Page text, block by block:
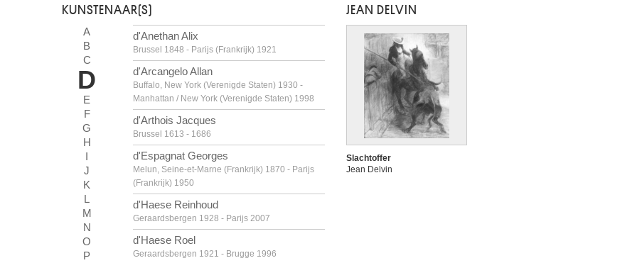
KUNSTENAAR(S)
A
B
C
D
E
F
G
H
I
J
K
L
M
N
O
P
d'Anethan Alix
Brussel 1848 - Parijs (Frankrijk) 1921
d'Arcangelo Allan
Buffalo, New York (Verenigde Staten) 1930 -
Manhattan / New York (Verenigde Staten) 1998
d'Arthois Jacques
Brussel 1613 - 1686
d'Espagnat Georges
Melun, Seine-et-Marne (Frankrijk) 1870 - Parijs
(Frankrijk) 1950
d'Haese Reinhoud
Geraardsbergen 1928 - Parijs 2007
d'Haese Roel
Geraardsbergen 1921 - Brugge 1996
JEAN DELVIN
Slachtoffer
Jean Delvin